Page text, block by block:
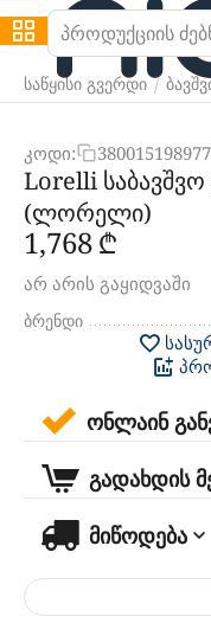
საწყისი გვერდი /
კოდი:
Lorelli
(ლორელი)
1,768₾
არ არის გაყიდვაში
ბრენდი
ონლაინ
გადახდის
მიწოდება